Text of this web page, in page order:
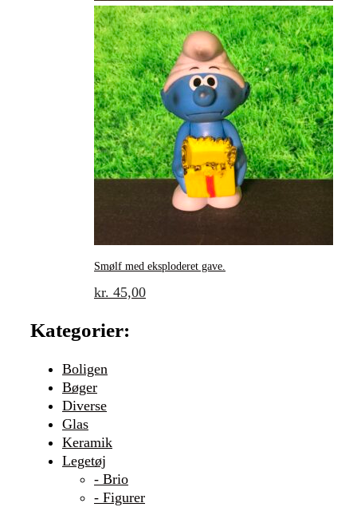
Smølf med eksploderet gave.
kr. 45,00
Kategorier:
Boligen
Bøger
Diverse
Glas
Keramik
Legetøj
- Brio
- Figurer